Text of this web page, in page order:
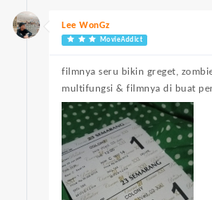
Lee WonGz
MovieAddict
filmnya seru bikin greget,
multifungsi & filmnya di buat